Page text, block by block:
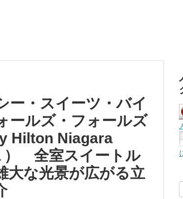
ー・スイーツ・バイ
ールズ・フォールズ
Hilton Niagara
） 全室スイートル
な光景が広がる立